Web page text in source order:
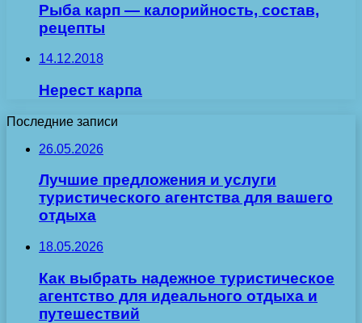
Рыба карп — калорийность, состав,
рецепты
14.12.2018
Нерест карпа
Последние записи
26.05.2026
Лучшие предложения и услуги
туристического агентства для вашего
отдыха
18.05.2026
Как выбрать надежное туристическое
агентство для идеального отдыха и
путешествий